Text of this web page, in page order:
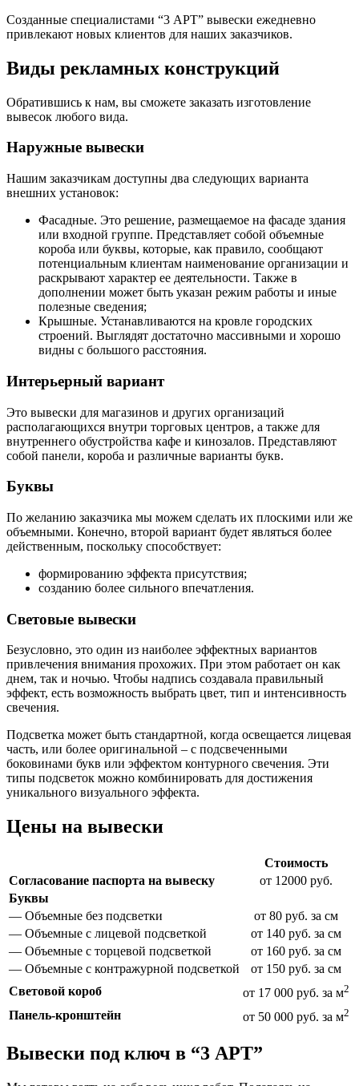
Созданные специалистами “3 АРТ” вывески ежедневно
привлекают новых клиентов для наших заказчиков.
Виды рекламных конструкций
Обратившись к нам, вы сможете заказать изготовление
вывесок любого вида.
Наружные вывески
Нашим заказчикам доступны два следующих варианта
внешних установок:
Фасадные. Это решение, размещаемое на фасаде здания
или входной группе. Представляет собой объемные
короба или буквы, которые, как правило, сообщают
потенциальным клиентам наименование организации и
раскрывают характер ее деятельности. Также в
дополнении может быть указан режим работы и иные
полезные сведения;
Крышные. Устанавливаются на кровле городских
строений. Выглядят достаточно массивными и хорошо
видны с большого расстояния.
Интерьерный вариант
Это вывески для магазинов и других организаций
располагающихся внутри торговых центров, а также для
внутреннего обустройства кафе и кинозалов. Представляют
собой панели, короба и различные варианты букв.
Буквы
По желанию заказчика мы можем сделать их плоскими или же
объемными. Конечно, второй вариант будет являться более
действенным, поскольку способствует:
формированию эффекта присутствия;
созданию более сильного впечатления.
Световые вывески
Безусловно, это один из наиболее эффектных вариантов
привлечения внимания прохожих. При этом работает он как
днем, так и ночью. Чтобы надпись создавала правильный
эффект, есть возможность выбрать цвет, тип и интенсивность
свечения.
Подсветка может быть стандартной, когда освещается лицевая
часть, или более оригинальной – с подсвеченными
боковинами букв или эффектом контурного свечения. Эти
типы подсветок можно комбинировать для достижения
уникального визуального эффекта.
Цены на вывески
Стоимость
Согласование паспорта на вывеску
от 12000 руб.
Буквы
— Объемные без подсветки
от 80 руб. за см
— Объемные с лицевой подсветкой
от 140 руб. за см
— Объемные с торцевой подсветкой
от 160 руб. за см
— Объемные с контражурной подсветкой
от 150 руб. за см
Световой короб
от 17 000 руб. за м2
Панель-кронштейн от 50 000 руб. за м2
Вывески под ключ в “3 АРТ”